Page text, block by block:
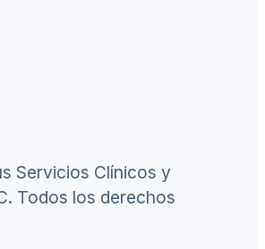
Servicios Clínicos y
Todos los derechos